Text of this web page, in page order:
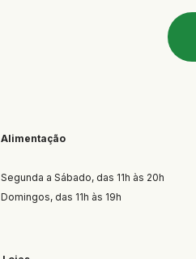
Alimentação
Segunda a Sábado, das 11h às 20h
Domingos, das 11h às 19h